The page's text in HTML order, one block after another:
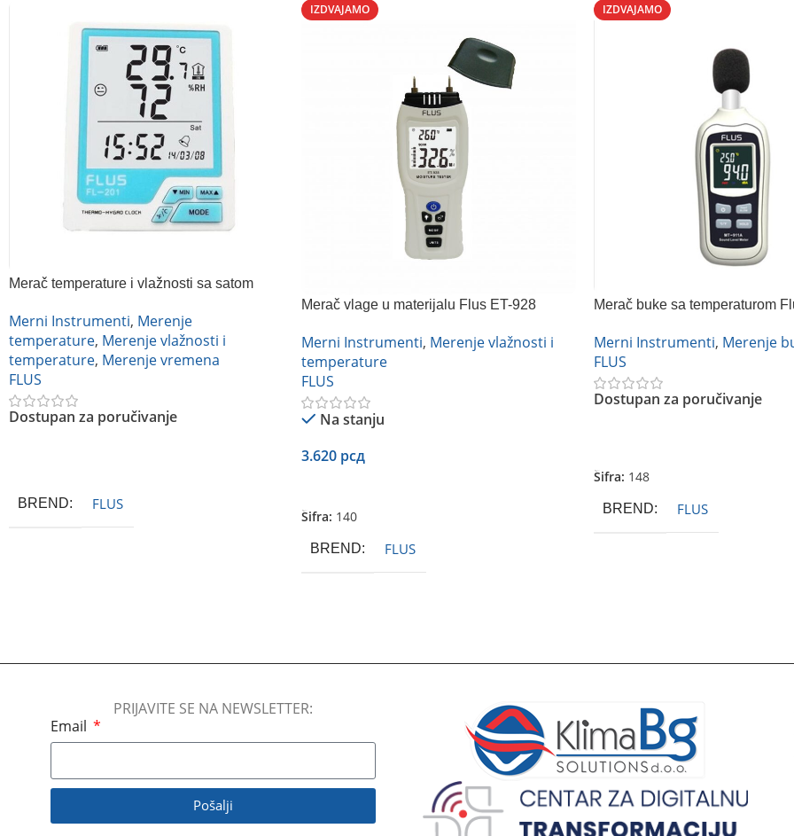
Merač temperature i vlažnosti sa satom
Merni Instrumenti, Merenje
temperature, Merenje vlažnosti i
temperature, Merenje vremena
FLUS
Dostupan za poručivanje
BREND FLUS
IZDVAJAMO
Merač vlage u materijalu Flus ET-928
Merni Instrumenti, Merenje vlažnosti i
temperature
FLUS
Na stanju
3.620 рсд
Šifra: 140
BREND FLUS
IZDVAJAMO
Merač buke sa temperaturom
Merni Instrumenti, Merenje
FLUS
Dostupan za poručivanje
Šifra: 148
BREND FLUS
PRIJAVITE SE NA NEWSLETTER:
Email
Pošalji